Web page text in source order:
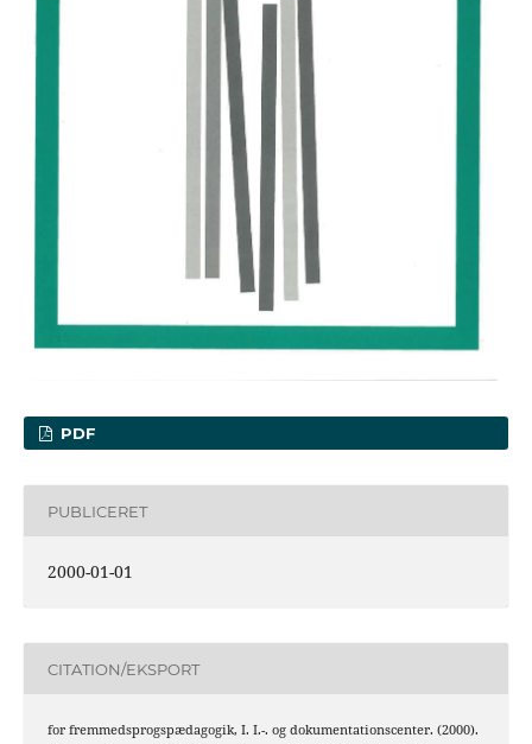
PDF
PUBLICERET
2000-01-01
CITATION/EKSPORT
for fremmedsprogspædagogik, I. I.-. og dokumentationscenter. (2000).